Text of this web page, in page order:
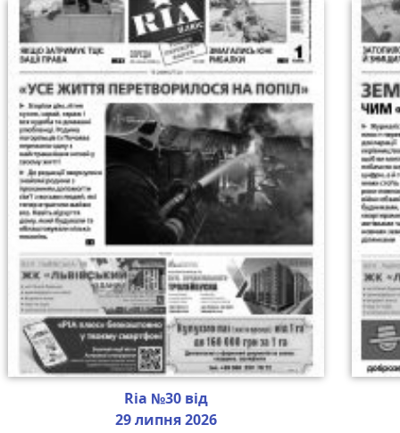
Ria №30 від
29 липня 2026